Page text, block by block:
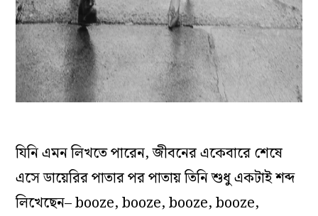
যিনি এমন লিখতে পারেন, জীবনের একেবারে শেষে
এসে ডায়েরির পাতার পর পাতায় তিনি শুধু একটাই শব্দ
লিখেছেন– booze, booze, booze, booze,